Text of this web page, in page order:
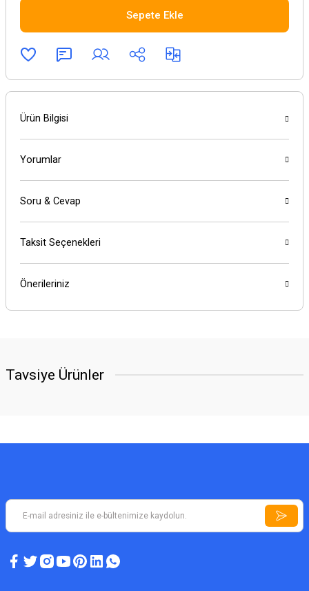
Sepete Ekle
Ürün Bilgisi
Yorumlar
Soru & Cevap
Taksit Seçenekleri
Önerileriniz
Tavsiye Ürünler